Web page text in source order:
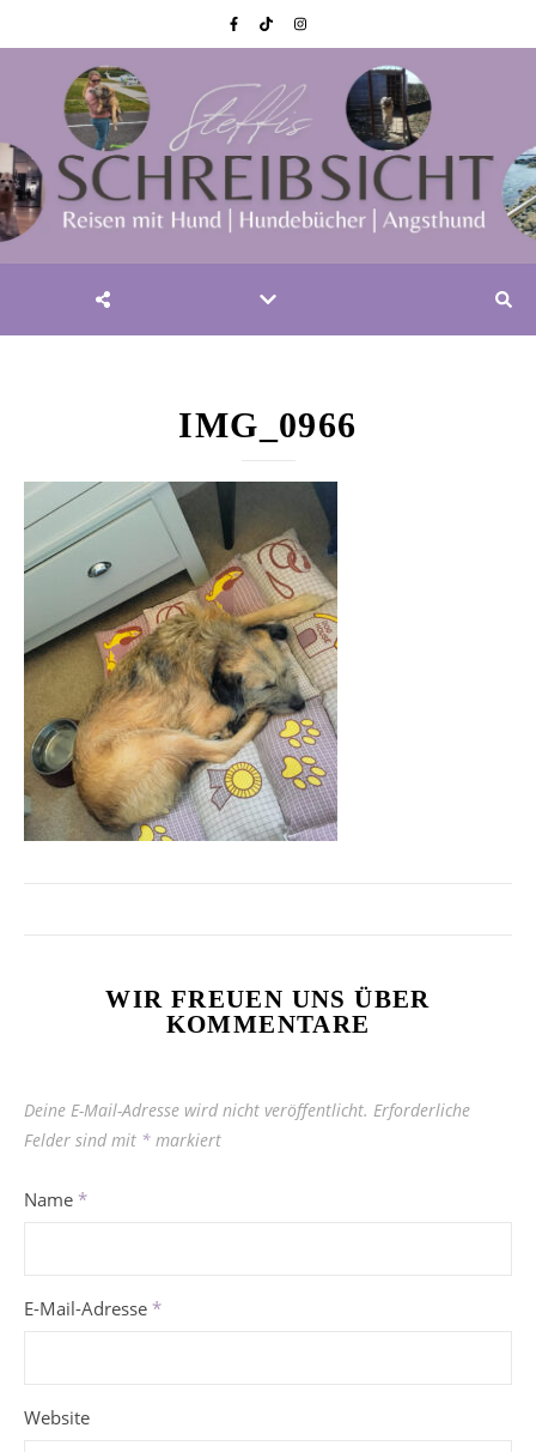
IMG_0966
WIR FREUEN UNS ÜBER
KOMMENTARE
Deine E-Mail-Adresse wird nicht veröffentlicht. Erforderliche
Felder sind mit * markiert
Name *
E-Mail-Adresse *
Website